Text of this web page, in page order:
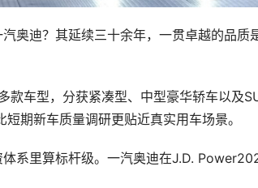
奥迪？其延续三十余年，一贯卓越的品质
车型，分获紧凑型、中型豪华轿车以及
期新车质量调研更贴近真实用车场景。
系里算标杆级。一汽奥迪在J.D.